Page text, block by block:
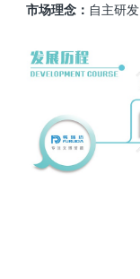
市场理念： 自主研